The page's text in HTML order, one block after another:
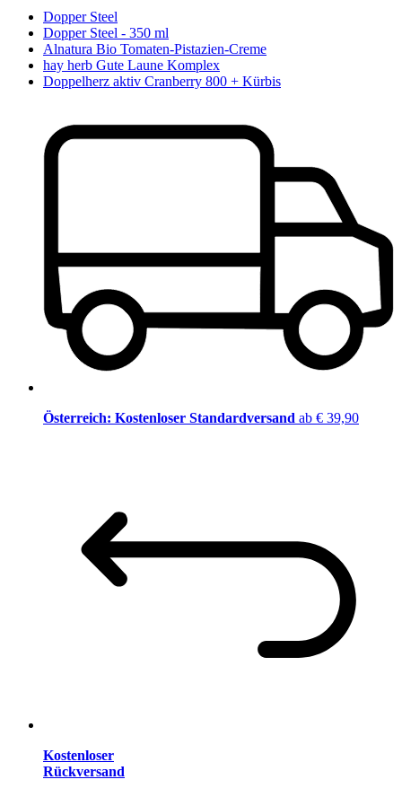
Dopper Steel
Dopper Steel - 350 ml
Alnatura Bio Tomaten-Pistazien-Creme
hay herb Gute Laune Komplex
Doppelherz aktiv Cranberry 800 + Kürbis
Österreich: Kostenloser Standardversand ab € 39,90
Kostenloser
Rückversand